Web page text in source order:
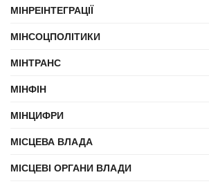
МІНРЕІНТЕГРАЦІЇ
МІНСОЦПОЛІТИКИ
МІНТРАНС
МІНФІН
МІНЦИФРИ
МІСЦЕВА ВЛАДА
МІСЦЕВІ ОРГАНИ ВЛАДИ